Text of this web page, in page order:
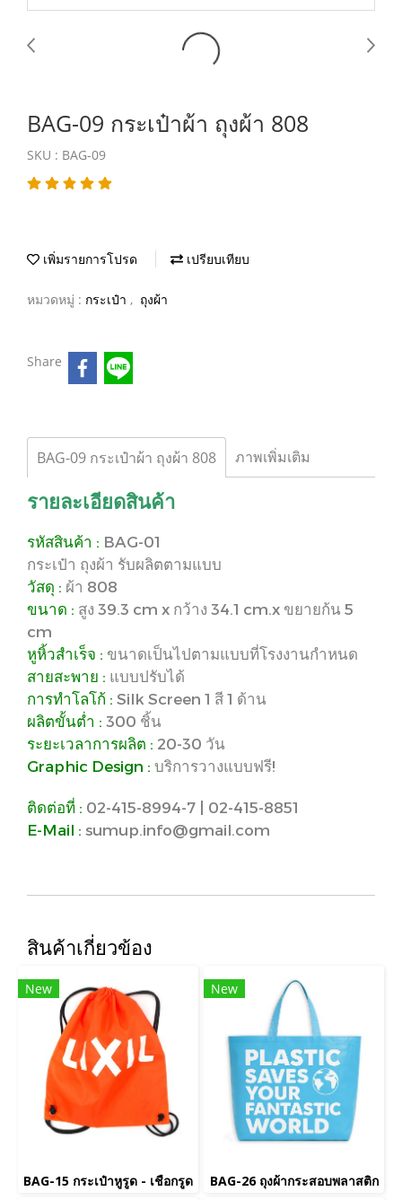
BAG-09 กระเป๋าผ้า ถุงผ้า 808
SKU : BAG-09
เพิ่มรายการโปรด เปรียบเทียบ
หมวดหมู่ : กระเป๋า , ถุงผ้า
Share
BAG-09 กระเป๋าผ้า ถุงผ้า 808 ภาพเพิ่มเติม
รายละเอียดสินค้า
รหัสสินค้า : BAG-01
กระเป๋า ถุงผ้า รับผลิตตามแบบ
วัสดุ : ผ้า 808
ขนาด : สูง 39.3 cm x กว้าง 34.1 cm.x ขยายก้น 5
cm
หูหิ้วสำเร็จ : ขนาดเป็นไปตามแบบที่โรงงานกำหนด
สายสะพาย : แบบปรับได้
การทำโลโก้ : Silk Screen 1 สี 1 ด้าน
ผลิตขั้นต่ำ : 300 ชิ้น
ระยะเวลาการผลิต : 20-30 วัน
Graphic Design : บริการวางแบบฟรี!
ติดต่อที่ : 02-415-8994-7 | 02-415-8851
E-Mail : sumup.info@gmail.com
สินค้าเกี่ยวข้อง
New
BAG-15 กระเป๋าหูรูด - เชือกรูด
New
BAG-26 ถุงผ้ากระสอบพลาสติก